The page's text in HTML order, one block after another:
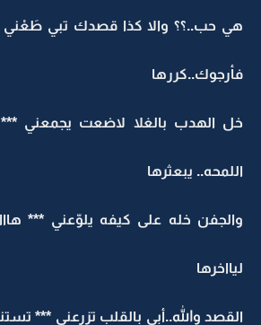
هي حب..؟؟ والا كذا قصدك تبي طَعْني ***
فأرجوك..كررها
خل الهدب بالغلا لاضعت يجمعني
اللمحه.. يبعثرها
والجفن خله على كيفه يلوّعني *** هاااك
ليااخرها
القصد والله..أبي بالقلب تزرعني ***